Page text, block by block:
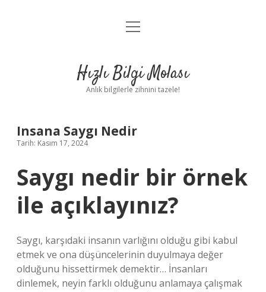
Anasayfa
Yasal Uyarı
menüyü
Hızlı Bilgi Molası
Anlık bilgilerle zihnini tazele!
Insana Saygı Nedir
Tarih: Kasım 17, 2024
Saygı nedir bir örnek
ile açıklayınız?
Saygı, karşıdaki insanın varlığını olduğu gibi kabul
etmek ve ona düşüncelerinin duyulmaya değer
olduğunu hissettirmek demektir… İnsanları
dinlemek, neyin farklı olduğunu anlamaya çalışmak